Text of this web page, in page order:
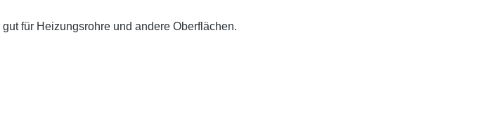
für Heizungsrohre und andere Oberflächen.